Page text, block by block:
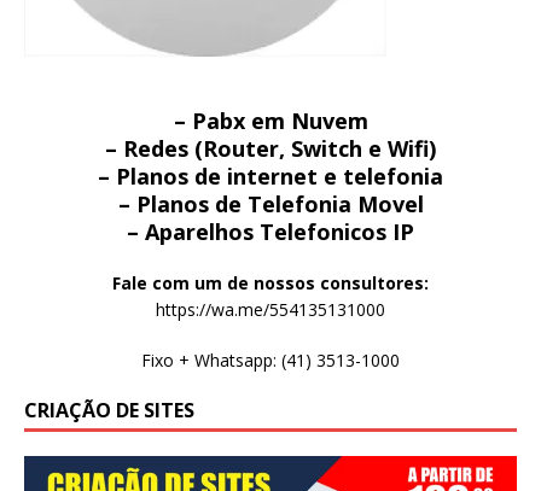
– Pabx em Nuvem
– Redes (Router, Switch e Wifi)
– Planos de internet e telefonia
– Planos de Telefonia Movel
– Aparelhos Telefonicos IP
Fale com um de nossos consultores:
https://wa.me/554135131000
Fixo + Whatsapp: (41) 3513-1000
CRIAÇÃO DE SITES